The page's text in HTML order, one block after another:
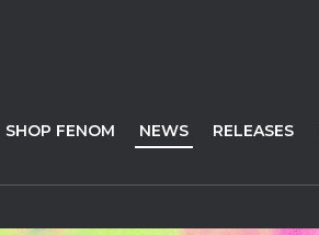
SHOP FENOM NEWS RELEASES